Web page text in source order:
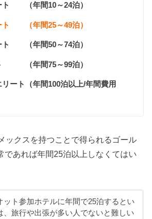
ト （年間10～24泊）
ト （年間25～49泊）
ト （年間50～74泊）
（年間75～99泊）
ート（年間100泊以上/年間費用
ックスを持つことで得られるゴール
であれば年間25泊以上しなくてはい
ット参加ホテルに年間で25泊するとい
、旅行や出張が多い人でないと難しい